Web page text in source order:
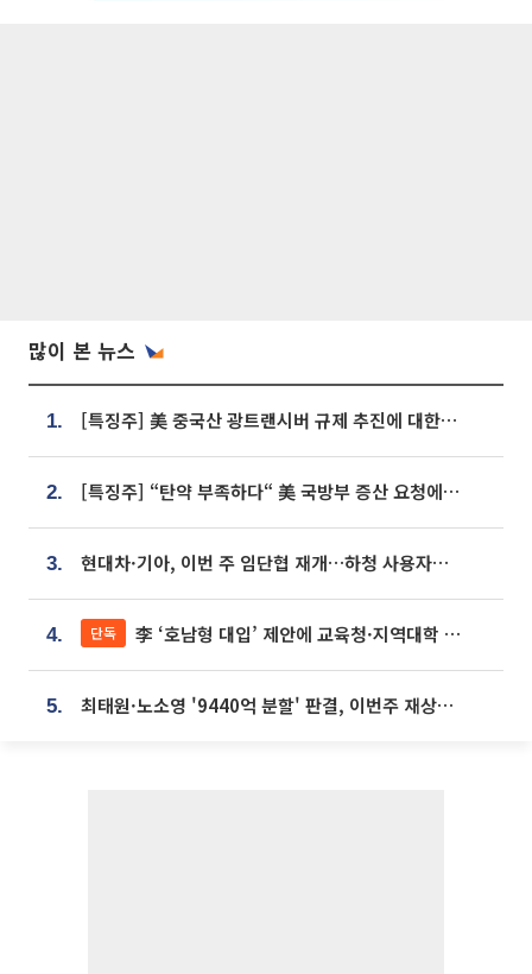
많이 본 뉴스
1. [특징주] 美 중국산 광트랜시버 규제 추진에 대한광통신 등 광통신株 강세
2. [특징주] “탄약 부족하다“ 美 국방부 증산 요청에⋯국내 방산주 급등세
3. 현대차·기아, 이번 주 임단협 재개…하청 사용자성 재심도 ‘변수’
4. 단독 李 ‘호남형 대입’ 제안에 교육청·지역대학 서·논술형 입시 연계 '착수'
5. 최태원·노소영 '9440억 분할' 판결, 이번주 재상고 여부 주목